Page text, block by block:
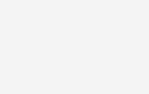
vos émotions plutôt
d'éléments de l'intrigue !